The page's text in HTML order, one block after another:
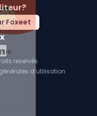
Foxeet
Xreservés
d’utilisation